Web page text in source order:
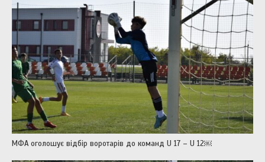
МФА оголошує відбір воротарів до команд U 17 – U 12￼